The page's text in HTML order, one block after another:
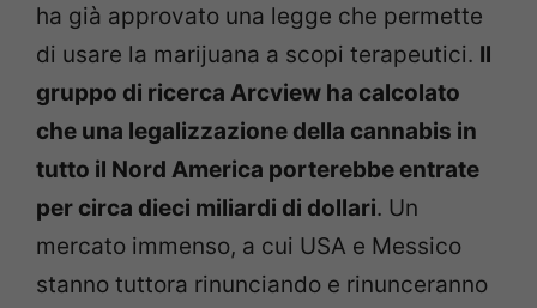
ha già approvato una legge che permette
di usare la marijuana a scopi terapeutici. Il
gruppo di ricerca Arcview ha calcolato
che una legalizzazione della cannabis in
tutto il Nord America porterebbe entrate
per circa dieci miliardi di dollari. Un
mercato immenso, a cui USA e Messico
stanno tuttora rinunciando e rinunceranno